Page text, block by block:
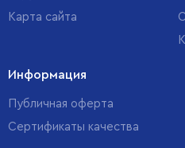
Карта сайта
Информация
Публичная оферта
Сертификаты качества